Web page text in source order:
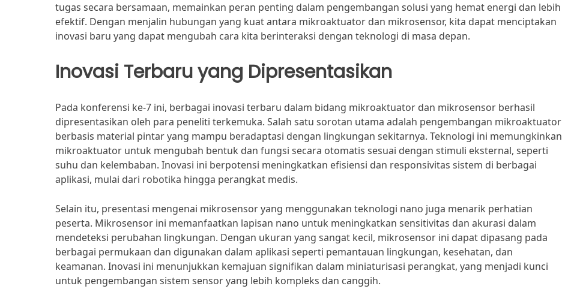
tugas secara bersamaan, memainkan peran penting dalam pengembangan solusi yang hemat energi dan lebih
efektif. Dengan menjalin hubungan yang kuat antara mikroaktuator dan mikrosensor, kita dapat menciptakan
inovasi baru yang dapat mengubah cara kita berinteraksi dengan teknologi di masa depan.
Inovasi Terbaru yang Dipresentasikan
Pada konferensi ke-7 ini, berbagai inovasi terbaru dalam bidang mikroaktuator dan mikrosensor berhasil
dipresentasikan oleh para peneliti terkemuka. Salah satu sorotan utama adalah pengembangan mikroaktuator
berbasis material pintar yang mampu beradaptasi dengan lingkungan sekitarnya. Teknologi ini memungkinkan
mikroaktuator untuk mengubah bentuk dan fungsi secara otomatis sesuai dengan stimuli eksternal, seperti
suhu dan kelembaban. Inovasi ini berpotensi meningkatkan efisiensi dan responsivitas sistem di berbagai
aplikasi, mulai dari robotika hingga perangkat medis.
Selain itu, presentasi mengenai mikrosensor yang menggunakan teknologi nano juga menarik perhatian
peserta. Mikrosensor ini memanfaatkan lapisan nano untuk meningkatkan sensitivitas dan akurasi dalam
mendeteksi perubahan lingkungan. Dengan ukuran yang sangat kecil, mikrosensor ini dapat dipasang pada
berbagai permukaan dan digunakan dalam aplikasi seperti pemantauan lingkungan, kesehatan, dan
keamanan. Inovasi ini menunjukkan kemajuan signifikan dalam miniaturisasi perangkat, yang menjadi kunci
untuk pengembangan sistem sensor yang lebih kompleks dan canggih.